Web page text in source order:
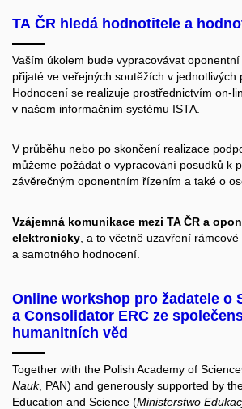
TA ČR hledá hodnotitele a
Vaším úkolem bude vypracovávat
přijaté ve veřejných soutěžích v jednotlivých
Hodnocení se realizuje prostřednictvím on-
v našem informačním systému ISTA.
V průběhu nebo po skončení realizace
můžeme požádat o vypracování posudků k
závěrečným oponentním řízením a také o
Vzájemná komunikace mezi TA ČR a
elektronicky , a to včetně uzavření
a samotného hodnocení.
Online workshop pro žadatele o
a Consolidator ERC ze
humanitních věd
Together with the Polish Academy of
Nauk, PAN) and generously supported by
Education and Science (Ministerstwo